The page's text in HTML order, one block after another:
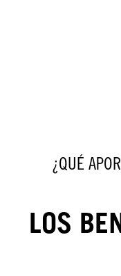
¿QUÉ
LOS